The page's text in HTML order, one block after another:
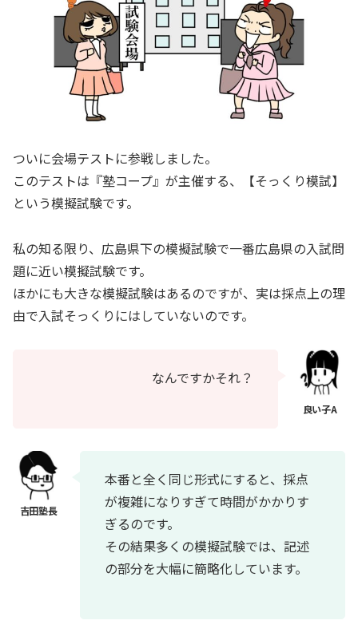
ついに会場テストに参戦しました。
このテストは『塾コープ』が主催する、【そっくり模試】
という模擬試験です。
私の知る限り、広島県下の模擬試験で一番広島県の入試問
題に近い模擬試験です。
ほかにも大きな模擬試験はあるのですが、実は採点上の理
由で入試そっくりにはしていないのです。
なんですかそれ？
本番と全く同じ形式にすると、採点
が複雑になりすぎて時間がかかりす
ぎるのです。
その結果多くの模擬試験では、記述
の部分を大幅に簡略化しています。